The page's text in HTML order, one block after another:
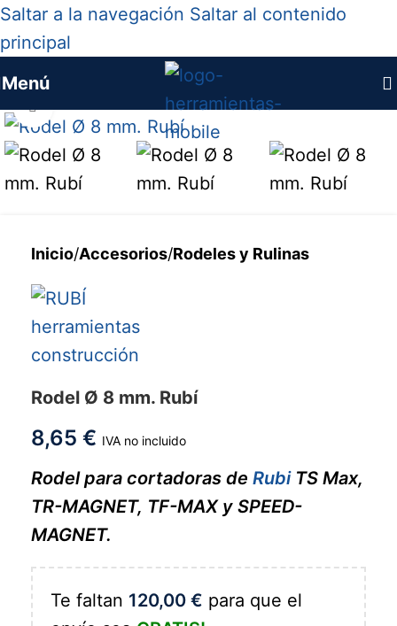
Saltar a la navegación Saltar al contenido
principal
Menú
Haga clic para ampliar
Inicio/Accesorios/Rodeles y Rulinas
Rodel Ø 8 mm. Rubí
8,65 € IVA no incluido
Rodel para cortadoras de RubiTS Max,
TR-MAGNET, TF-MAX y SPEED-
MAGNET.
Te faltan 120,00 € para que el